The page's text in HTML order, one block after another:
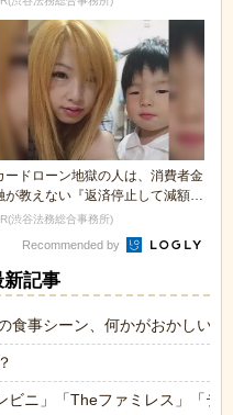
ードローン地獄の人は、消費者金
が教えない『返済停止して減額・
除する方法』で...
渋谷法務総合事務所)
Recommended by
新記事
食事シーン、何かがおかしいｗ
ビニ」「Theファミレス」「テ